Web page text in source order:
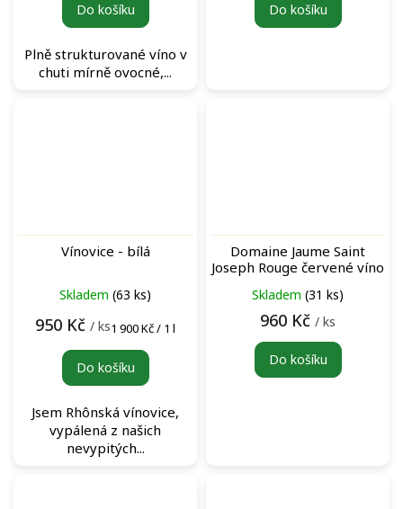
Do košíku
Plně strukturované víno v
chuti mírně ovocné,...
Do košíku
Vínovice - bílá
Skladem (63 ks)
950 Kč / ksMěrná
1 900 Kč / 1 l
Do košíku
Jsem Rhônská vínovice,
vypálená z našich
nevypitých...
Domaine Jaume Saint
Joseph Rouge červené víno
Skladem (31 ks)
960 Kč / ks
Do košíku